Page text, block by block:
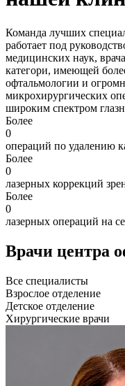
Команда лучших
работает под
медицинских наук,
категори, имеющей
офтальмологии и
микрохирургических
широким спектром
Более
0
операций по удалению
Более
0
лазерных коррекций
Более
0
лазерных операций на
Врачи центра
Все специалисты
Взрослое отделение
Детское отделение
Хирургические врачи